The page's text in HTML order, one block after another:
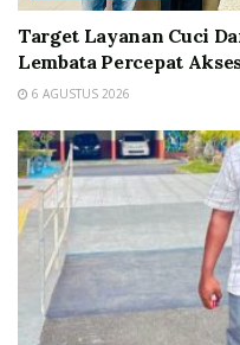
Target Layanan Cuci
Lembata Percepat
6 AGUSTUS 2026